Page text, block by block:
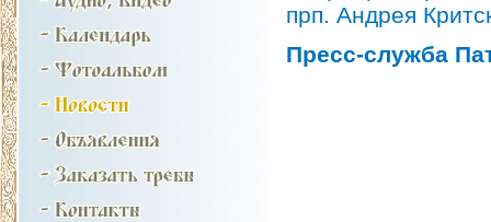
прп. Андрея
Пресс-служба